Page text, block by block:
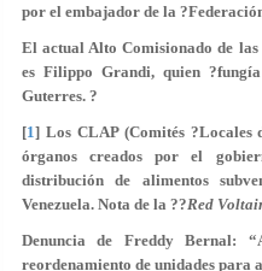
por el embajador de la
El actual Alto Comisionado de
es Filippo Grandi, quien
Guterres. ?
[1] Los CLAP (Comités ?Locales
órganos creados por el
distribución de alimentos
Venezuela. Nota de la ??Red
Denuncia de Freddy Bernal:
reordenamiento de unidades para